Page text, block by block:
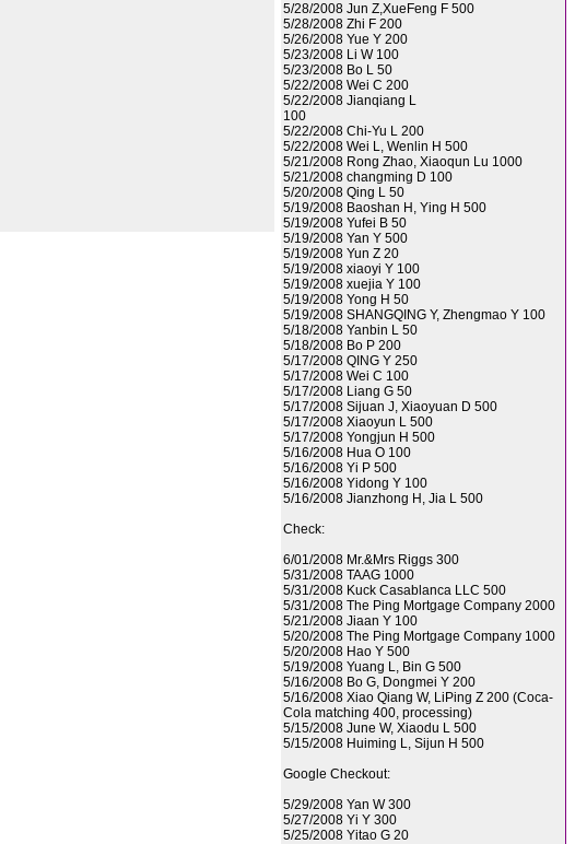
5/28/2008 Jun Z,XueFeng F 500
5/28/2008 Zhi F 200
5/26/2008 Yue Y 200
5/23/2008 Li W 100
5/23/2008 Bo L 50
5/22/2008 Wei C 200
5/22/2008 Jianqiang L
100
5/22/2008 Chi-Yu L 200
5/22/2008 Wei L, Wenlin H 500
5/21/2008 Rong Zhao, Xiaoqun Lu 1000
5/21/2008 changming D 100
5/20/2008 Qing L 50
5/19/2008 Baoshan H, Ying H 500
5/19/2008 Yufei B 50
5/19/2008 Yan Y 500
5/19/2008 Yun Z 20
5/19/2008 xiaoyi Y 100
5/19/2008 xuejia Y 100
5/19/2008 Yong H 50
5/19/2008 SHANGQING Y, Zhengmao Y 100
5/18/2008 Yanbin L 50
5/18/2008 Bo P 200
5/17/2008 QING Y 250
5/17/2008 Wei C 100
5/17/2008 Liang G 50
5/17/2008 Sijuan J, Xiaoyuan D 500
5/17/2008 Xiaoyun L 500
5/17/2008 Yongjun H 500
5/16/2008 Hua O 100
5/16/2008 Yi P 500
5/16/2008 Yidong Y 100
5/16/2008 Jianzhong H, Jia L 500
Check:
6/01/2008 Mr.&Mrs Riggs 300
5/31/2008 TAAG 1000
5/31/2008 Kuck Casablanca LLC 500
5/31/2008 The Ping Mortgage Company 2000
5/21/2008 Jiaan Y 100
5/20/2008 The Ping Mortgage Company 1000
5/20/2008 Hao Y 500
5/19/2008 Yuang L, Bin G 500
5/16/2008 Bo G, Dongmei Y 200
5/16/2008 Xiao Qiang W, LiPing Z 200 (Coca-
Cola matching 400, processing)
5/15/2008 June W, Xiaodu L 500
5/15/2008 Huiming L, Sijun H 500
Google Checkout:
5/29/2008 Yan W 300
5/27/2008 Yi Y 300
5/25/2008 Yitao G 20